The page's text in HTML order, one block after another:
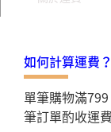
如何計算運費？
單筆購物滿
筆訂單酌收運